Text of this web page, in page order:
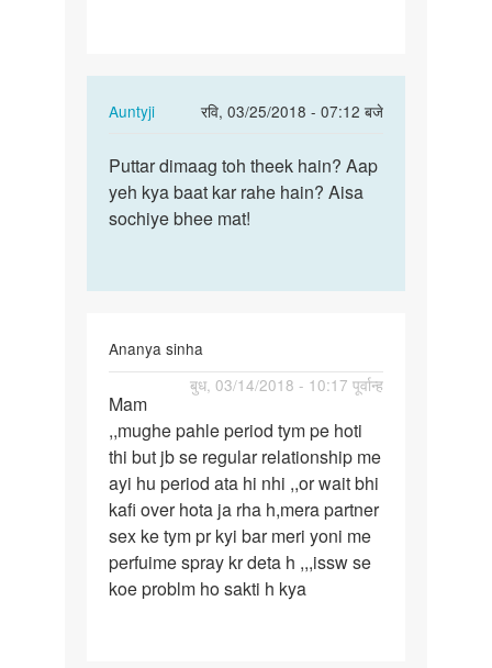
Auntyji
रवि, 03/25/2018 - 07:12 बजे
In
to
Yoni
tight
liye
by
manmohan
Puttar
dimaag
toh
Puttar dimaag toh theek hain? Aap
yeh kya baat kar rahe hain? Aisa
sochiye bhee mat!
Ananya sinha
बुध, 03/14/2018 - 10:17 पूर्वान्ह
Mam
,,mughe
pahle
period
tym…
Mam
,,mughe pahle period tym pe hoti
thi but jb se regular relationship me
ayi hu period ata hi nhi ,,or wait bhi
kafi over hota ja rha h,mera partner
sex ke tym pr kyi bar meri yoni me
perfuime spray kr deta h ,,,issw se
koe problm ho sakti h kya